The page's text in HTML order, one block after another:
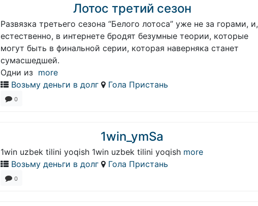
Лотос третий сезон
Развязка третьего сезона “Белого лотоса” уже не за горами, и,
естественно, в интернете бродят безумные теории, которые
могут быть в финальной серии, которая наверняка станет
сумасшедшей.
Одни из more
Возьму деньги в долг
Гола Пристань
0
1win_ymSa
1win uzbek tilini yoqish 1win uzbek tilini yoqish more
Возьму деньги в долг
Гола Пристань
0